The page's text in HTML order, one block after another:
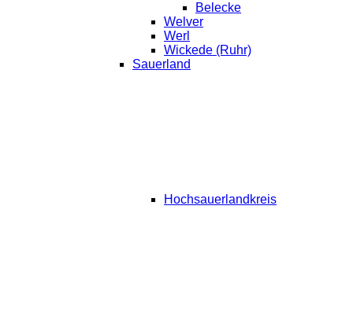
Belecke
Welver
Werl
Wickede (Ruhr)
Sauerland
Hochsauerlandkreis